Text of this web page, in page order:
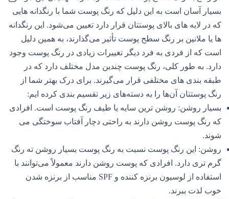
بسیار آسان است به این دلیل که رنگ پوست شما با رنگدانه هایی
که در لایه های بالای پوستتان قرار دارد تعیین می‌شود. این رنگدانه
ها یا ملانین بر رنگ سطح پوست تأثیر می‌گذارند، به همین دلیل
است که از فردی به فرد دیگر تغییرات زیادی در رنگ پوست وجود
دارد. به طور کلی، رنگ پوست چندین مدل مختلف دارد که در
طبقه بندی های مختلفی قرار می‌گیرند. برای درک بهتر شما از
رنگ پوستتان آن‌ها را به دسته‌های زیر تقسیم بندی کرده ایم:
بسیار روشن: روشن ترین سایه یا طیف رنگ پوست است. افرادی
که رنگ پوست روشن دارند به راحتی دچار آفتاب سوختگی می
شوند.
روشن: این رنگ پوست نسبت به رنگ پوست بسیار روشن ته رنگ
گرم تری دارد. افرادی که پوست روشن دارند معمولاً می‌توانند با
استفاده از لوسیون برنزه کننده و SPF مناسب از برنزه شدن
خوب لذت ببرند.